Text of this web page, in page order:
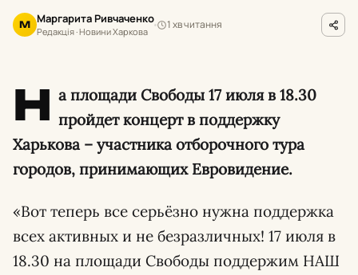
М Маргарита Ривчаченко
Редакція · Новини Харкова
1 хв читання
Н а площади Свободы 17 июля в 18.30
пройдет концерт в поддержку
Харькова – участника отборочного тура
городов, принимающих Евровидение.
«Вот теперь все серьёзно нужна поддержка
всех активных и не безразличных! 17 июля в
18.30 на площади Свободы поддержим НАШ